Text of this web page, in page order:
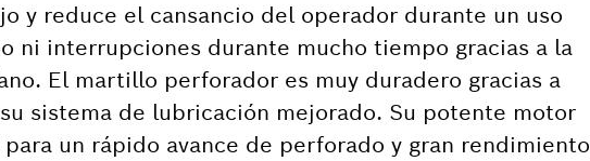
y reduce el cansancio del operador durante un uso
ni interrupciones durante mucho tiempo gracias a la
El martillo perforador es muy duradero gracias a
sistema de lubricación mejorado. Su potente motor
un rápido avance de perforado y gran rendimiento